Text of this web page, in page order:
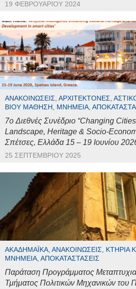
19 ΦΕΒΡΟΥΑΡΊΟΥ 2024
ΑΝΑΚΟΙΝΏΣΕΙΣ, ΑΡΧΙΤΈΚΤΟΝΕΣ,
ΒΊΟΥ ΜΆΘΗΣΗ, ΜΝΗΜΕΊΑ,
7o Διεθνές Συνέδριο “Changing
Landscape, Heritage & Socio-
Σπέτσες, Ελλάδα 15 – 19 Ιουνίου
25 ΣΕΠΤΕΜΒΡΊΟΥ 2025
ΑΚΑΔΗΜΑΪΚΆ, ΑΝΑΚΟΙΝΏΣΕΙΣ, ΚΤΉΡΙΑ
ΜΝΗΜΕΊΑ, ΑΠΟΚΑΤΑΣΤΆΣΕΙΣ
Παράταση Προγράμματος
Τμήματος Πολιτικών Μηχανικών